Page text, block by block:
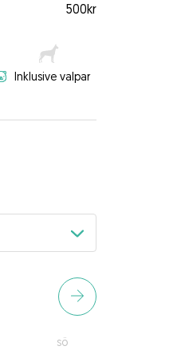
500kr
Inklusive valpar
sö